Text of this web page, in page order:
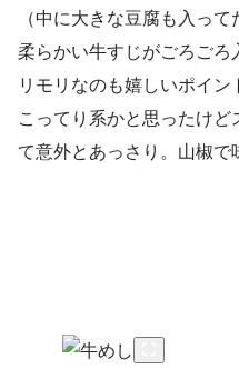
（中に大きな豆腐も入って
柔らかい牛すじがごろごろ
リモリなのも嬉しいポイン
こってり系かと思ったけ
て意外とあっさり。山椒で